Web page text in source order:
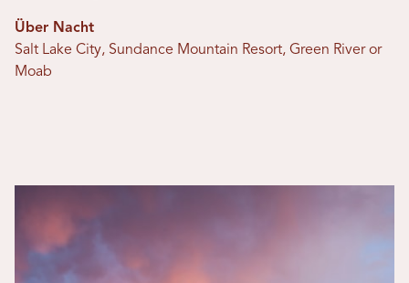
Über Nacht
Salt Lake City, Sundance Mountain Resort, Green River or
Moab